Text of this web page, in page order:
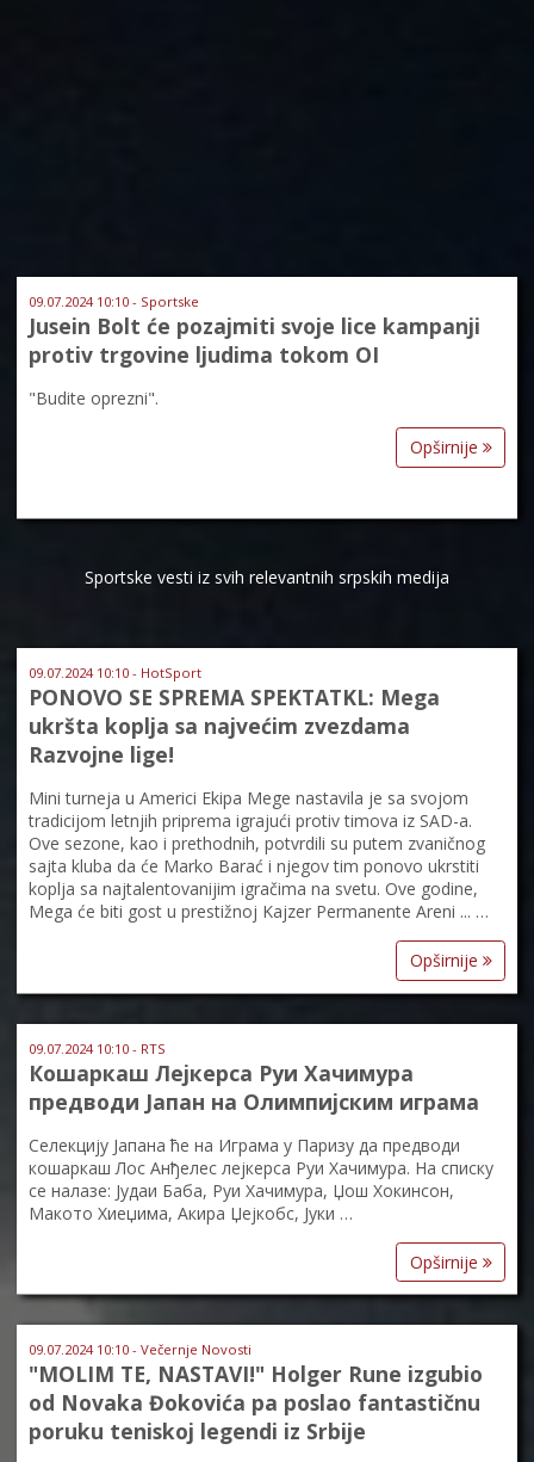
09.07.2024 10:10 - Sportske
Jusein Bolt će pozajmiti svoje lice kampanji
protiv trgovine ljudima tokom OI
"Budite oprezni".
Opširnije
Sportske vesti iz svih relevantnih srpskih medija
09.07.2024 10:10 - HotSport
PONOVO SE SPREMA SPEKTATKL: Mega
ukršta koplja sa najvećim zvezdama
Razvojne lige!
Mini turneja u Americi Ekipa Mege nastavila je sa svojom
tradicijom letnjih priprema igrajući protiv timova iz SAD-a.
Ove sezone, kao i prethodnih, potvrdili su putem zvaničnog
sajta kluba da će Marko Barać i njegov tim ponovo ukrstiti
koplja sa najtalentovanijim igračima na svetu. Ove godine,
Mega će biti gost u prestižnoj Kajzer Permanente Areni ... …
Opširnije
09.07.2024 10:10 - RTS
Кошаркаш Лејкерса Руи Хачимура
предводи Јапан на Олимпијским играма
Селекцију Јапана ће на Играма у Паризу да предводи
кошаркаш Лос Анђелес лејкерса Руи Хачимура. На списку
се налазе: Јудаи Баба, Руи Хачимура, Џош Хокинсон,
Макото Хиеџима, Акира Џејкобс, Јуки …
Opširnije
09.07.2024 10:10 - Večernje Novosti
"MOLIM TE, NASTAVI!" Holger Rune izgubio
od Novaka Đokovića pa poslao fantastičnu
poruku teniskoj legendi iz Srbije